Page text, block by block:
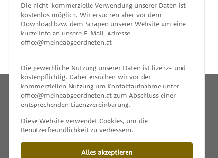
INFO
IMPRESSUM & KONTAKT
Die nicht-kommerzielle Verwendung unserer Daten ist
kostenlos möglich. Wir ersuchen aber vor dem
Download bzw. dem Scrapen unserer Website um eine
kurze Info an unsere E-Mail-Adresse
office@meineabgeordneten.at
Die gewerbliche Nutzung unserer Daten ist lizenz- und
kostenpflichtig. Daher ersuchen wir vor der
kommerziellen Nutzung um Kontaktaufnahme unter
office@meineabgeordneten.at zum Abschluss einer
entsprechenden Lizenzvereinbarung.
Diese Website verwendet Cookies, um die
Benutzerfreundlichkeit zu verbessern.
Alles akzeptieren